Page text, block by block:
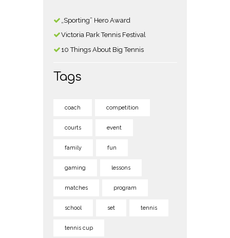
„Sporting” Hero Award
Victoria Park Tennis Festival
10 Things About Big Tennis
Tags
coach competition
courts event
family fun
gaming lessons
matches program
school set tennis
tennis cup